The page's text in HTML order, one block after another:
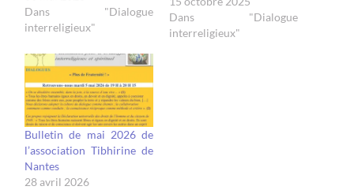
Dans "Dialogue
interreligieux"
convictions. La nature des
sujets de dialogue porte
Dans "Dialogue
interreligieux"
Bulletin de mai 2026 de
l’association Tibhirine de
Nantes
28 avril 2026